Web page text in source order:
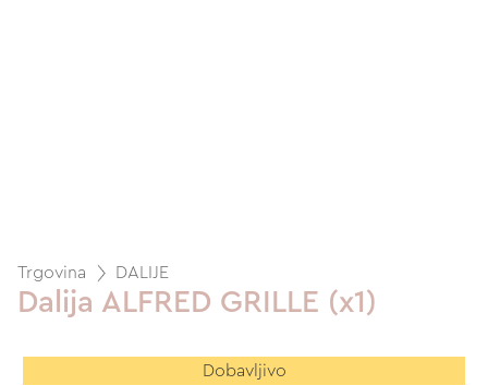
Trgovina DALIJE
Dalija ALFRED GRILLE (x1)
Dobavljivo